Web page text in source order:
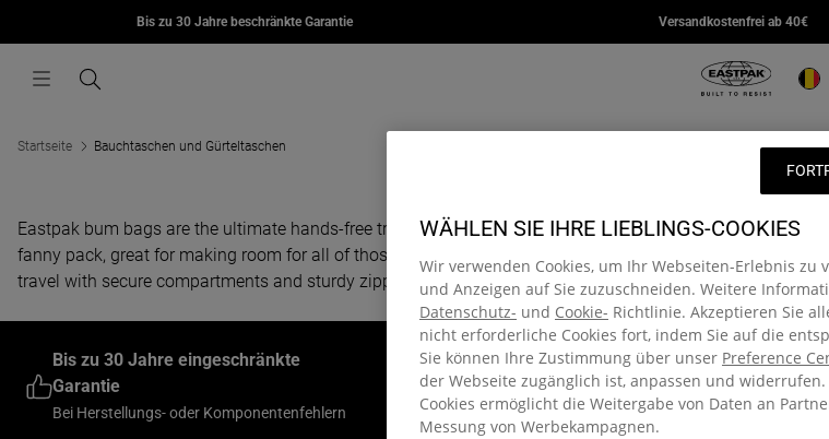
Zum Inhalt springenBis zu 30 Jahre beschränkte Garantie Versandkostenfrei ab 40€
Menü Suchen Eastpak, zur
MORIUS STUDY
€95,00
Startseite Bauchtaschen und Gürteltaschen
Eastpak bum bags are the ultimate hands-free travel essential. Discover our vast variety of colours,
fanny pack, great for making room for all of those essentials, or a lightweight crossbody bum bag,
travel with secure compartments and sturdy zippers. Discover the rest of our fashion-forward pieces
Bis zu 30 Jahre eingeschränkte
Garantie
Bei Herstellungs- oder Komponentenfehlern
Werden Sie Mitglied der Community
und erhalten Sie 15 % Rabatt
Bei Ihrer ersten Bestellung von Artikeln zum
Vollpreis
über
WÄHLEN SIE IHRE LIEBLINGS-COOKIES
Wir verwenden Cookies, um Ihr Webseiten-Erlebnis zu
und Anzeigen auf Sie zuzuschneiden. Weitere
Datenschutz- und Cookie- Richtlinie. Akzeptieren Sie
nicht erforderliche Cookies fort, indem Sie auf die
Sie können Ihre Zustimmung über unser Preference
der Webseite zugänglich ist, anpassen und
Cookies ermöglicht die Weitergabe von Daten an
Messung von Werbekampagnen.